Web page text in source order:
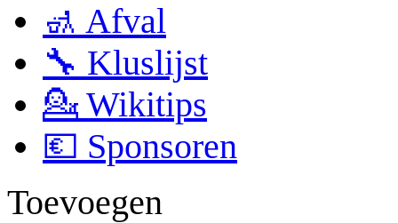
🚮 Afval
🔧 Kluslijst
💁 Wikitips
💶 Sponsoren
Toevoegen